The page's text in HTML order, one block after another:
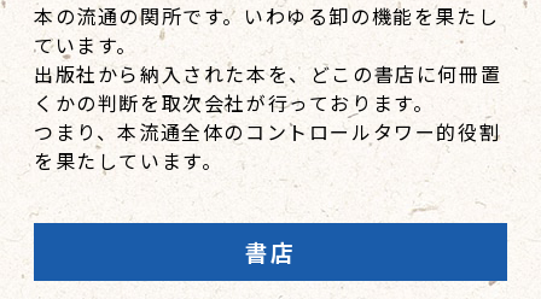
本の流通の関所です。いわゆる卸の機能を果たし
ています。
出版社から納入された本を、どこの書店に何冊置
くかの判断を取次会社が行っております。
つまり、本流通全体のコントロールタワー的役割
を果たしています。
書店